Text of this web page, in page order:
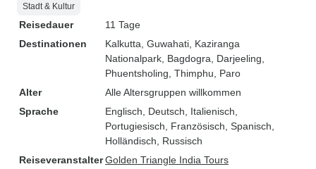
Stadt & Kultur
Reisedauer
11 Tage
Destinationen
Kalkutta , Guwahati , Kaziranga
Nationalpark , Bagdogra , Darjeeling
Phuentsholing , Thimphu , Paro
Alter
Alle Altersgruppen willkommen
Sprache
Englisch, Deutsch, Italienisch,
Portugiesisch, Französisch, Spanisch,
Holländisch, Russisch
ReiseveranstalterGolden Triangle India Tours